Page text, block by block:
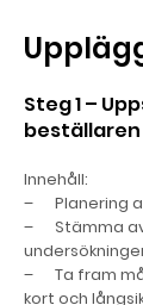
Steg 1 –
beställaren
Innehåll:
– Planering
– Stämma av
– Ta fram
kort och